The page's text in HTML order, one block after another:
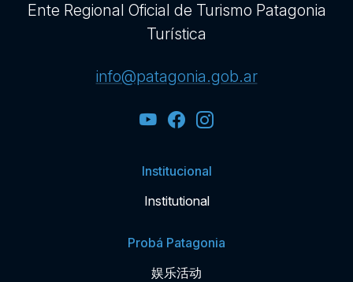
Ente Regional Oficial de Turismo Patagonia
Turística
info@patagonia.gob.ar
Institucional
Institutional
Probá Patagonia
娱乐活动